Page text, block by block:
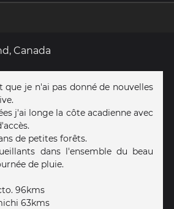
Canada
je n'ai pas donné de nouvelles
j'ai longe la côte acadienne avec
de petites forêts.
dans l'ensemble du beau
de pluie.
96kms
63kms